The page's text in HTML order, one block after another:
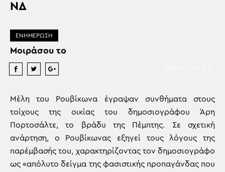
ΝΔ
ΕΝΗΜΕΡΩΣΗ
Μοιράσου το
Μέλη του Ρουβίκωνα έγραψαν συνθήματα στους
τοίχους της οικίας του δημοσιογράφου Άρη
Πορτοσάλτε, το βράδυ της Πέμπτης. Σε σχετική
ανάρτηση, ο Ρουβίκωνας εξηγεί τους λόγους της
παρέμβασής του, χαρακτηρίζοντας τον δημοσιογράφο
ως «απόλυτο δείγμα της φασιστικής προπαγάνδας που